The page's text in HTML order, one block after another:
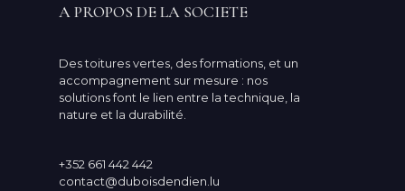
A PROPOS DE LA SOCIETE
Des toitures vertes, des formations, et un
accompagnement sur mesure : nos
solutions font le lien entre la technique, la
nature et la durabilité.
+352 661 442 442
contact@duboisdendien.lu